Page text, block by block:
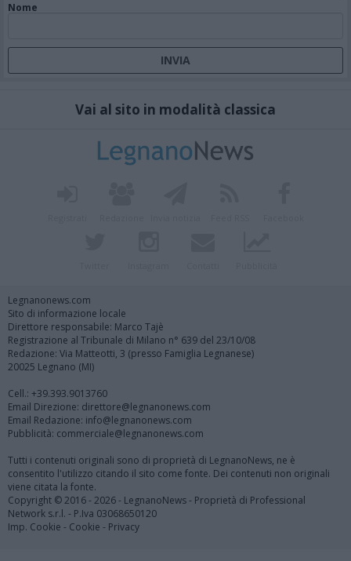
Nome
Vai al sito in modalità classica
Legnanonews.com
Sito di informazione locale
Direttore responsabile: Marco Tajè
Registrazione al Tribunale di Milano n° 639 del 23/10/08
Redazione: Via Matteotti, 3 (presso Famiglia Legnanese)
20025 Legnano (MI)
Cell.: +39.393.9013760
Email Direzione: direttore@legnanonews.com
Email Redazione: info@legnanonews.com
Pubblicità: commerciale@legnanonews.com
Tutti i contenuti originali sono di proprietà di LegnanoNews, ne è
consentito l'utilizzo citando il sito come fonte. Dei contenuti non originali
viene citata la fonte.
Copyright © 2016 - 2026 - LegnanoNews - Proprietà di Professional
Network s.r.l. - P.Iva 03068650120
Imp. Cookie - Cookie - Privacy